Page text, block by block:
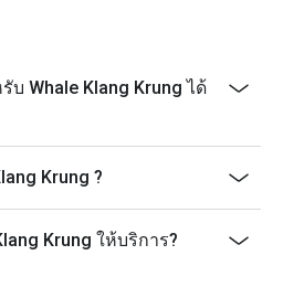
นึ่งซีอิ๊ว, แกงส้มแป๊ะซะกะพง
ม?
ศษ แต่งตัวสุภาพและสบายได้
Station (ปั๊ม ปตท.
Whale Klang Krung ได้
Krung ?
Krung ให้บริการ?